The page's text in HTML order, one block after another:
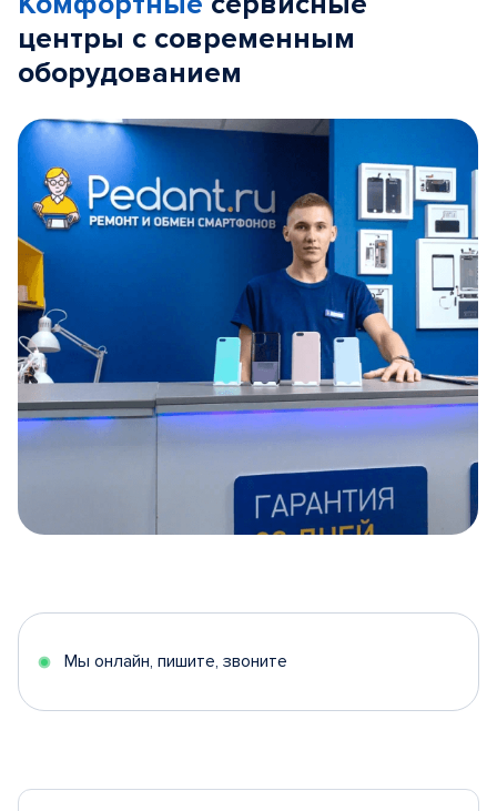
центры с современным
оборудованием
5
Мы онлайн, пишите, звоните